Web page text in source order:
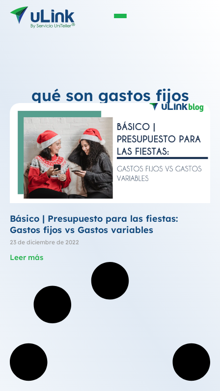
qué son gastos fijos
Básico | Presupuesto para las fiestas:
Gastos fijos vs Gastos variables
23 de diciembre de 2022
Leer más